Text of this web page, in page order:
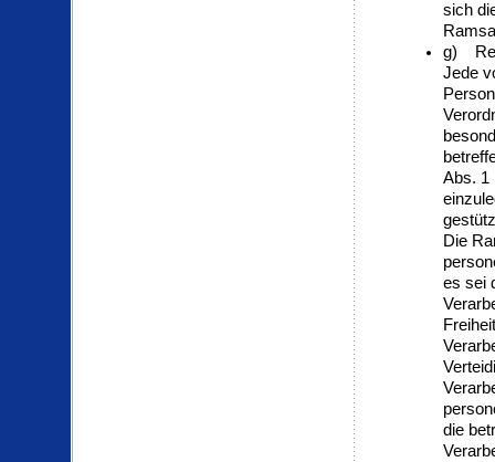
sich
g)
Jede
Abs. 1
Die
es sei
die